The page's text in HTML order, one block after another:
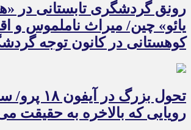
رونق گردشگری تابستانی در
یائو» چین/ میراث ناملموس و
کوهستانی در کانون توجه
تحول بزرگ در
رویایی که بالاخره به حقیقت